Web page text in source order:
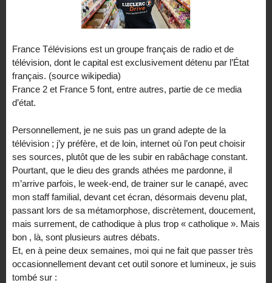
France Télévisions est un groupe français de radio et de
télévision, dont le capital est exclusivement détenu par l’État
français. (source wikipedia)
France 2 et France 5 font, entre autres, partie de ce media
d’état.
Personnellement, je ne suis pas un grand adepte de la
télévision ; j’y préfère, et de loin, internet où l’on peut choisir
ses sources, plutôt que de les subir en rabâchage constant.
Pourtant, que le dieu des grands athées me pardonne, il
m’arrive parfois, le week-end, de trainer sur le canapé, avec
mon staff familial, devant cet écran, désormais devenu plat,
passant lors de sa métamorphose, discrètement, doucement,
mais surrement, de cathodique à plus trop « catholique ». Mais
bon , là, sont plusieurs autres débats.
Et, en à peine deux semaines, moi qui ne fait que passer très
occasionnellement devant cet outil sonore et lumineux, je suis
tombé sur :